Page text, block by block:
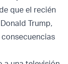
que el recién
Trump,